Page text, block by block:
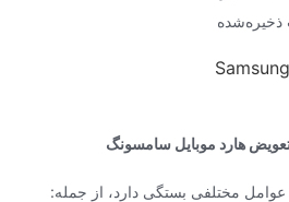
ذخیره‌شده
هارد موبایل سامسونگ
عوامل مختلفی بستگی دارد، از جمله: